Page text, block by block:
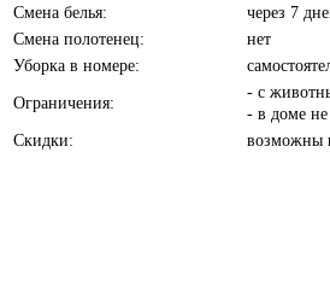
Смена белья:
через 7
Смена полотенец:
нет
Уборка в номере:
Ограничения:
- с
- в доме не
Скидки:
возможны